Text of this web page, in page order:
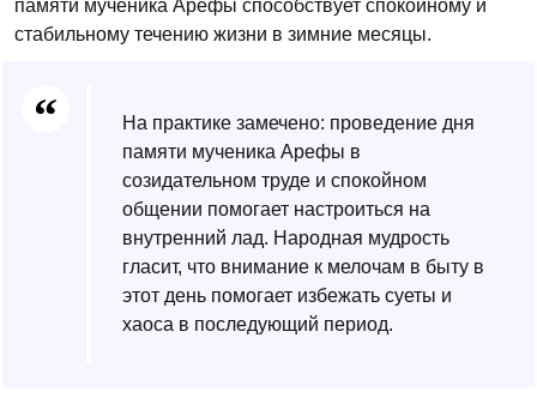
памяти мученика Арефы способствует спокойному и
стабильному течению жизни в зимние месяцы.
На практике замечено: проведение дня
памяти мученика Арефы в
созидательном труде и спокойном
общении помогает настроиться на
внутренний лад. Народная мудрость
гласит, что внимание к мелочам в быту в
этот день помогает избежать суеты и
хаоса в последующий период.